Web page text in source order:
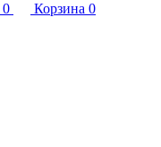
0 Корзина 0